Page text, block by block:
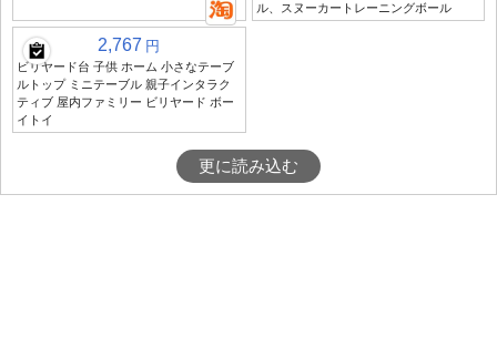
ル、スヌーカートレーニングボール
2,767 円
ビリヤード台 子供 ホーム 小さなテーブ
ルトップ ミニテーブル 親子インタラク
ティブ 屋内ファミリー ビリヤード ボー
イトイ
更に読み込む